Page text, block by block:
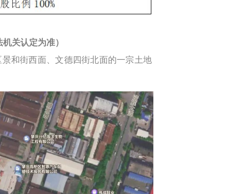
关认定为准）
和街西面、文德四街北面的一宗土地